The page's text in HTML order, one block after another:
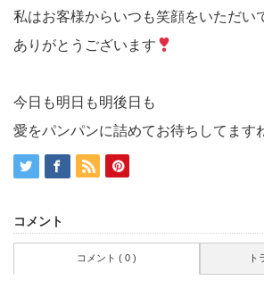
私はお客様からいつも笑顔をいただい
ありがとうございます
今日も明日も明後日も
愛をパンパンに詰めてお待ちしてま
コメント
コメント ( 0 ) ト